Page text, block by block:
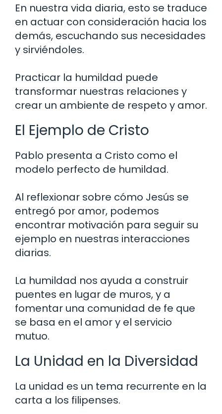
En nuestra vida diaria, esto se traduce
en actuar con consideración hacia los
demás, escuchando sus necesidades
y sirviéndoles.
Practicar la humildad puede
transformar nuestras relaciones y
crear un ambiente de respeto y amor.
El Ejemplo de Cristo
Pablo presenta a Cristo como el
modelo perfecto de humildad.
Al reflexionar sobre cómo Jesús se
entregó por amor, podemos
encontrar motivación para seguir su
ejemplo en nuestras interacciones
diarias.
La humildad nos ayuda a construir
puentes en lugar de muros, y a
fomentar una comunidad de fe que
se basa en el amor y el servicio
mutuo.
La Unidad en la Diversidad
La unidad es un tema recurrente en la
carta a los filipenses.